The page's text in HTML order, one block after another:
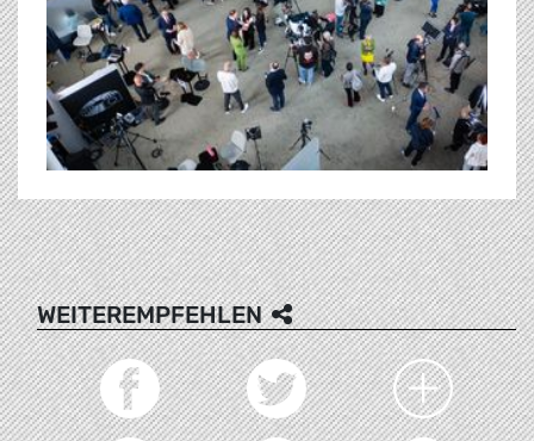
WEITEREMPFEHLEN